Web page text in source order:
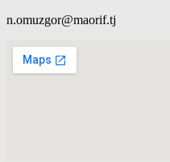
n.omuzgor@maorif.tj